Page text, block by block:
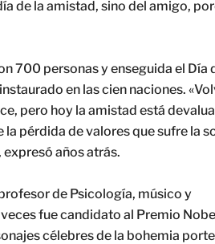
de la amistad, sino del amigo,
700 personas y enseguida el Día
en las cien naciones.
pero hoy la amistad está
la pérdida de valores que sufre la
expresó años atrás.
de Psicología, músico y
fue candidato al Premio
célebres de la bohemia